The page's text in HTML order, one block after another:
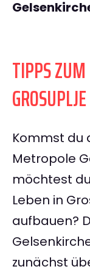
TIPPS
GROSUPLJE
Kommst du
Metropole
möchtest
Leben in
aufbauen?
zunächst